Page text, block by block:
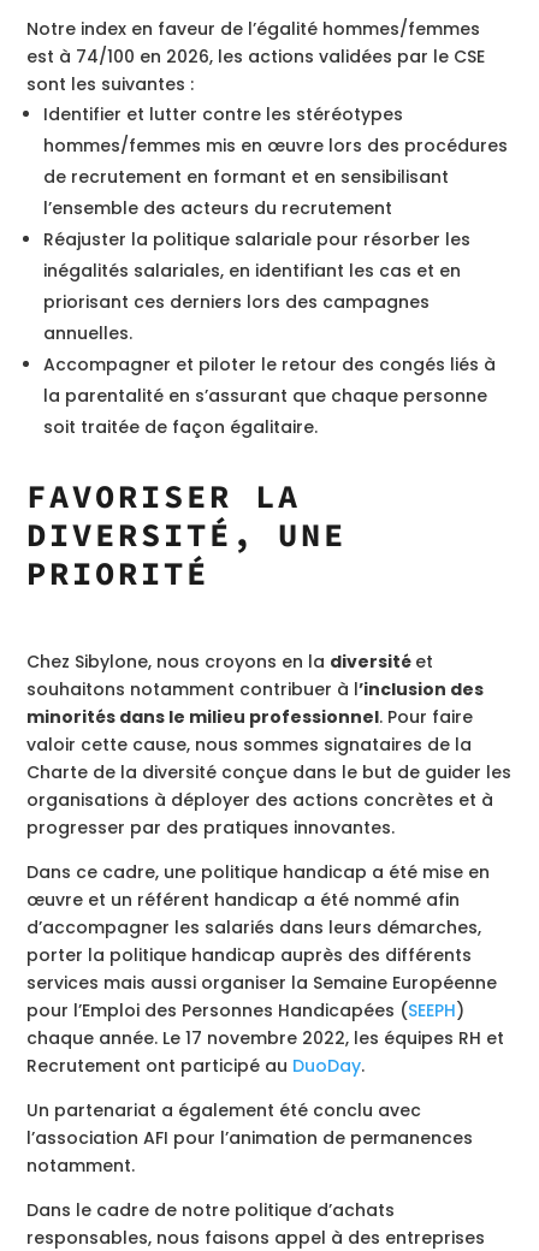
Notre index en faveur de l’égalité hommes/femmes
est à 74/100 en 2026, les actions validées par le CSE
sont les suivantes :
Identifier et lutter contre les stéréotypes
hommes/femmes mis en œuvre lors des procédures
de recrutement en formant et en sensibilisant
l’ensemble des acteurs du recrutement
Réajuster la politique salariale pour résorber les
inégalités salariales, en identifiant les cas et en
priorisant ces derniers lors des campagnes
annuelles.
Accompagner et piloter le retour des congés liés à
la parentalité en s’assurant que chaque personne
soit traitée de façon égalitaire.
FAVORISER LA
DIVERSITÉ, UNE
PRIORITÉ
Chez Sibylone, nous croyons en la diversité et
souhaitons notamment contribuer à l’inclusion des
minorités dans le milieu professionnel. Pour faire
valoir cette cause, nous sommes signataires de la
Charte de la diversité conçue dans le but de guider les
organisations à déployer des actions concrètes et à
progresser par des pratiques innovantes.
Dans ce cadre, une politique handicap a été mise en
œuvre et un référent handicap a été nommé afin
d’accompagner les salariés dans leurs démarches,
porter la politique handicap auprès des différents
services mais aussi organiser la Semaine Européenne
pour l’Emploi des Personnes Handicapées (SEEPH)
chaque année. Le 17 novembre 2022, les équipes RH et
Recrutement ont participé au DuoDay.
Un partenariat a également été conclu avec
l’association AFI pour l’animation de permanences
notamment.
Dans le cadre de notre politique d’achats
responsables, nous faisons appel à des entreprises